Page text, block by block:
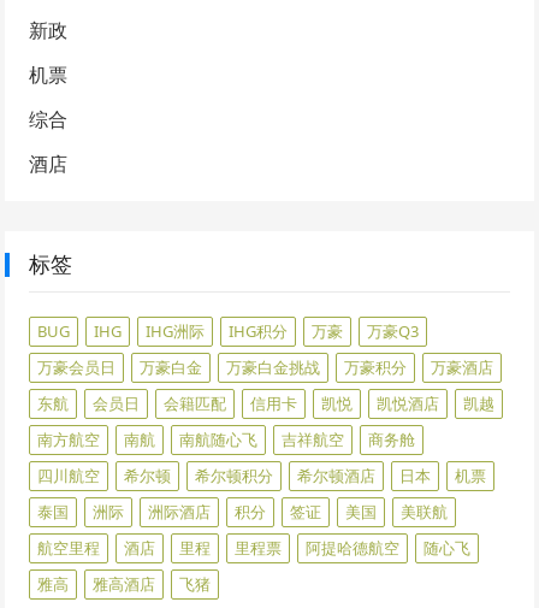
新政
机票
综合
酒店
标签
BUG IHG IHG洲际 IHG积分 万豪
万豪Q3
万豪会员日
万豪白金 万豪白金挑战 万豪积分
万豪酒店
东航
会员日 会籍匹配 信用卡 凯悦 凯悦酒店
凯越
南方航空
南航 南航随心飞 吉祥航空
商务舱
四川航空
希尔顿 希尔顿积分 希尔顿酒店 日本
机票
泰国
洲际 洲际酒店 积分 签证 美国
美联航
航空里程
酒店 里程 里程票 阿提哈德航空
随心飞
雅高
雅高酒店 飞猪